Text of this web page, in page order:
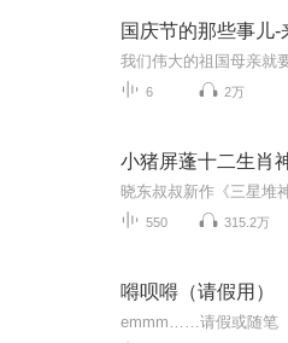
国庆节的那些事儿
6 2万
550 315.2万
嘚呗嘚（请假用）
emmm……请假或随笔